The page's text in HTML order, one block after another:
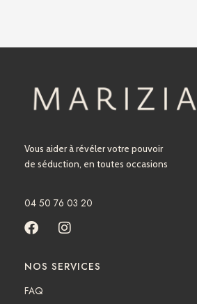
Vous aider à révéler votre pouvoir
de séduction, en toutes occasions
04 50 76 03 20
F
c
e
b
I
s
t
NOS SERVICES
FAQ